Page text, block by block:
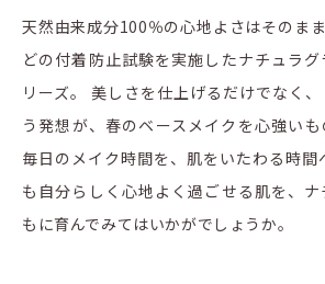
天然由来成分100％の心地よさはそのま
どの付着防止試験を実施したナチュラ
リーズ。 美しさを仕上げるだけでなく
う発想が、春のベースメイクを心強いも
毎日のメイク時間を、肌をいたわる時間
も自分らしく心地よく過ごせる肌を、
もに育んでみてはいかがでしょうか。